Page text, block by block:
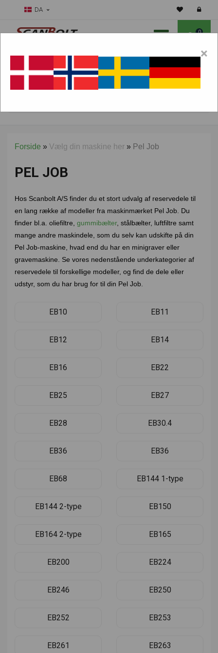
DA
0
Forside » Vælg din maskine her » Pel Job
PEL JOB
Hos Scanbolt A/S finder du et stort udvalg af reservedele til
en lang række af modeller fra maskinmærket Pel Job. Du
finder bl.a. oliefiltre, gummibælter, stålbælter, luftfiltre samt
mange andre maskindele, som du selv kan udskifte på din
Pel Job-maskine, hvad end du har en minigraver eller
gravemaskine. Se vores nedenstående underkategorier af
reservedele til forskellige modeller, og find de dele eller
udstyr, som du har brug for til din Pel Job.
EB10 EB11
EB12 EB14
EB16 EB22
EB25 EB27
EB28 EB30.4
EB36 EB36
EB68 EB144 1-type
EB144 2-type EB150
EB164 2-type EB165
EB200 EB224
EB246 EB250
EB252 EB253
EB261 EB263
×